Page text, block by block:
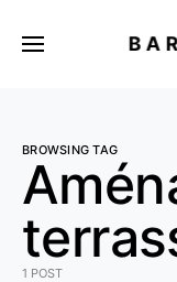
BROWSING TAG
1 POST